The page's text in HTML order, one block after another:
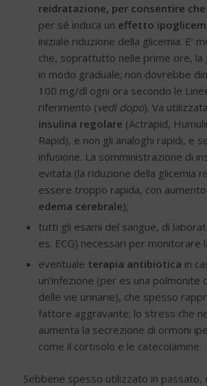
reidratazione, per consentire
per sé induca un effetto
iniziale riduzione della glicemia. E’
che, soprattutto nelle prime ore, la
in modo graduale; non dovrebbe
100 mg/dl ogni ora secondo le
riferimento (vedi dopo). Va
insulina regolare (Actrapid,
Rapid), e non gli analoghi rapidi, e
infusione. La somministrazione di
evitata (la riduzione della glicemia
essere troppo rapida, con
edema cerebrale);
tutti gli esami del sangue, di
es. ECG) necessari per monitorare
eventuale terapia antibiotica in
un’infezione (per es una polmonite
delle vie urinarie), che spesso
fattore aggravante; lo stress che
aumenta la secrezione di ormoni
come il cortisolo e le catecolamine.
Sebbene spesso utilizzato in passato,